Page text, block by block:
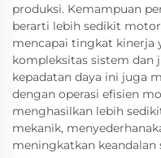
produksi. Kemampuan
berarti lebih sedikit
mencapai tingkat kinerja
kompleksitas sistem dan
kepadatan daya ini juga
dengan operasi efisien
menghasilkan lebih
mekanik,
meningkatkan keandalan